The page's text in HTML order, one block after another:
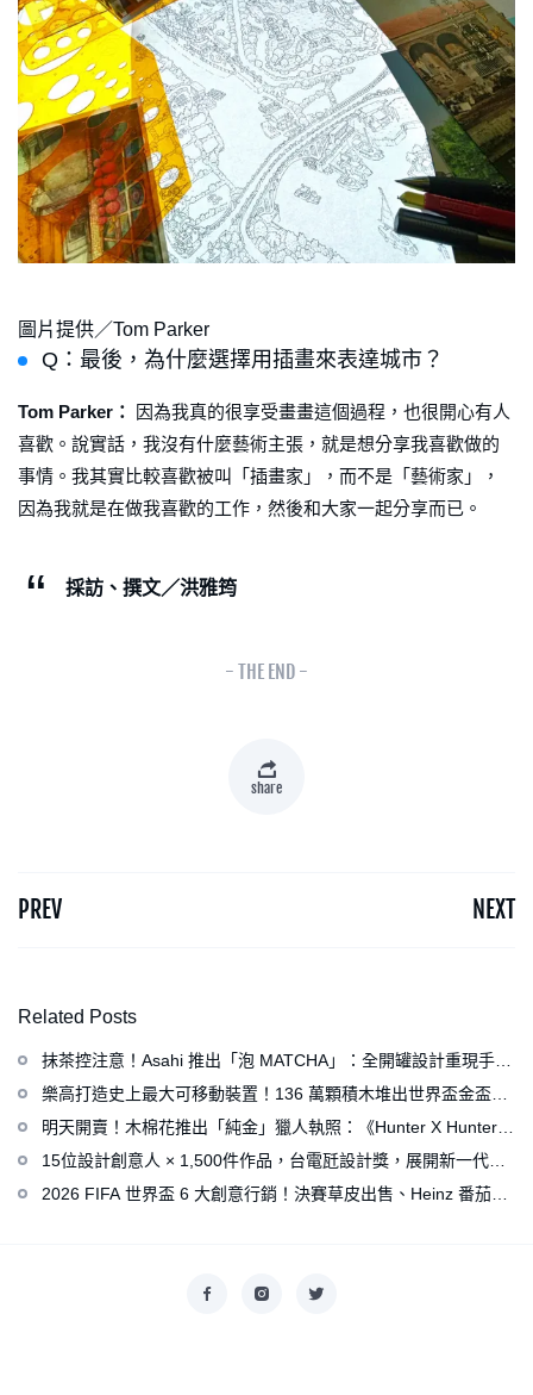
圖片提供／Tom Parker
Q：最後，為什麼選擇用插畫來表達城市？
Tom Parker：
因為我真的很享受畫畫這個過程，也很開心有人
喜歡。說實話，我沒有什麼藝術主張，就是想分享我喜歡做的
事情。我其實比較喜歡被叫「插畫家」，而不是「藝術家」，
因為我就是在做我喜歡的工作，然後和大家一起分享而已。
採訪、撰文／洪雅筠
- THE END -
share
PREV NEXT
Related Posts
抹茶控注意！Asahi 推出「泡 MATCHA」：全開罐設計重現手打
泡感，拿鐵、可爾必思等新品同步亮相
樂高打造史上最大可移動裝置！136 萬顆積木堆出世界盃金盃，
梅西、姆巴佩、C 羅化身樂高人偶
明天開賣！木棉花推出「純金」獵人執照：《Hunter X Hunter》
連載再開、集英社打造獵人專用情報網
15位設計創意人 × 1,500件作品，台電瓩設計獎，展開新一代設
計師與電力的創意對話
2026 FIFA 世界盃 6 大創意行銷！決賽草皮出售、Heinz 番茄醬